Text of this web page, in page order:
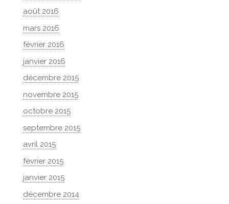
août 2016
mars 2016
février 2016
janvier 2016
décembre 2015
novembre 2015
octobre 2015
septembre 2015
avril 2015
février 2015
janvier 2015
décembre 2014